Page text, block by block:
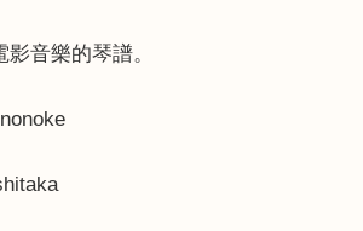
音樂的琴譜。